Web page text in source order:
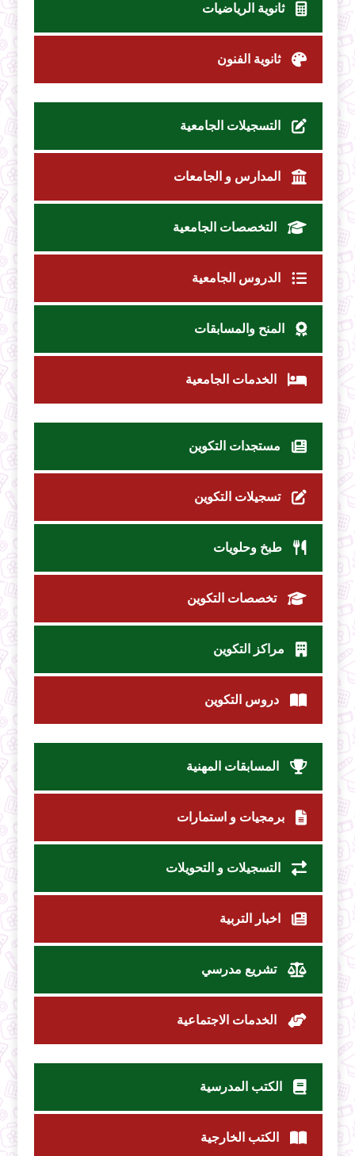
ثانوية الرياضيات
ثانوية الفنون
التسجيلات الجامعية
المدارس و الجامعات
التخصصات الجامعية
الدروس الجامعية
المنح والمسابقات
الخدمات الجامعية
مستجدات التكوين
تسجيلات التكوين
طبخ وحلويات
تخصصات التكوين
مراكز التكوين
دروس التكوين
المسابقات المهنية
برمجيات و استمارات
التسجيلات و التحويلات
اخبار التربية
تشريع مدرسي
الخدمات الاجتماعية
الكتب المدرسية
الكتب الخارجية